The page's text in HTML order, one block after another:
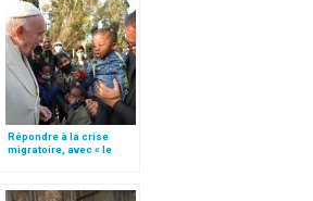
Répondre à la crise
migratoire, avec « le